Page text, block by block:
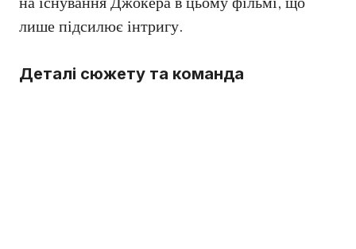
лише підсилює інтригу.
Деталі сюжету та команда